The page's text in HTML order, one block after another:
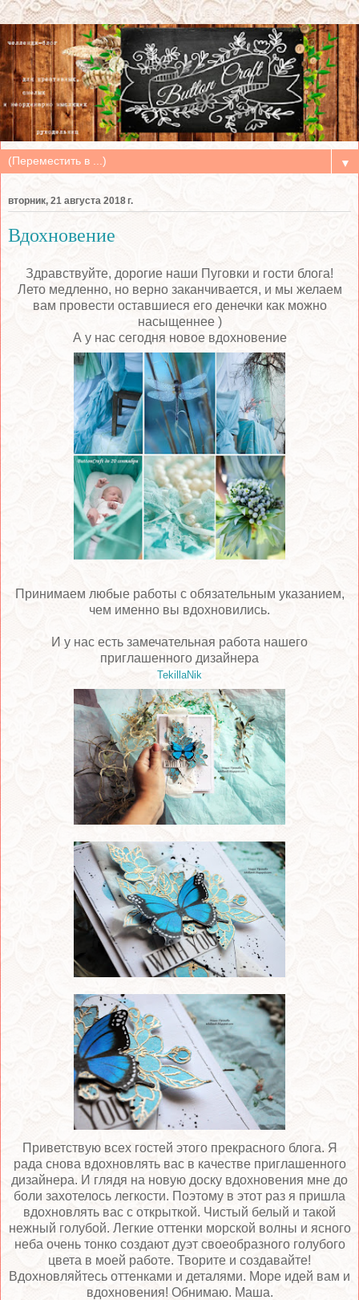
▼
вторник, 21 августа 2018 г.
Вдохновение
Здравствуйте, дорогие наши Пуговки и гости блога!
Лето медленно, но верно заканчивается, и мы желаем
вам провести оставшиеся его денечки как можно
насыщеннее )
А у нас сегодня новое вдохновение
Принимаем любые работы с обязательным указанием,
чем именно вы вдохновились.
И у нас есть замечательная работа нашего
приглашенного дизайнера
TekillaNik
Приветствую всех гостей этого прекрасного блога. Я
рада снова вдохновлять вас в качестве приглашенного
дизайнера. И глядя на новую доску вдохновения мне до
боли захотелось легкости. Поэтому в этот раз я пришла
вдохновлять вас с открыткой. Чистый белый и такой
нежный голубой. Легкие оттенки морской волны и ясного
неба очень тонко создают дуэт своеобразного голубого
цвета в моей работе. Творите и создавайте!
Вдохновляйтесь оттенками и деталями. Море идей вам и
вдохновения! Обнимаю. Маша.